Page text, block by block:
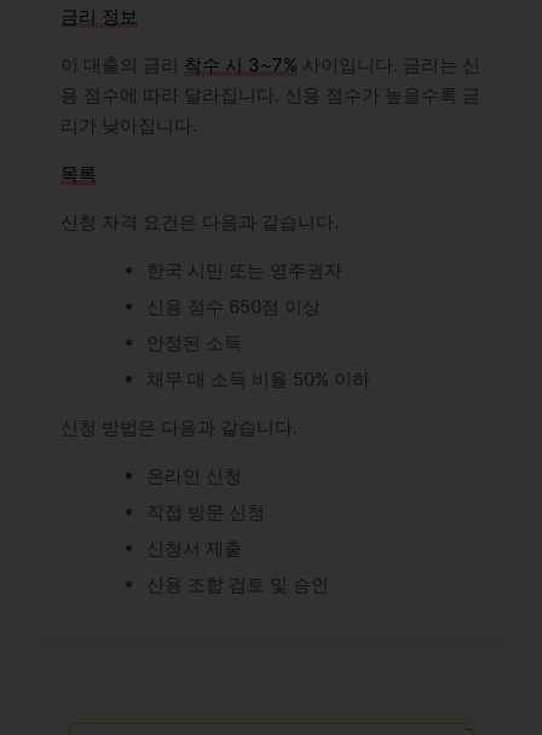
금리 정보
이 대출의 금리 착수 시 3~7% 사이입니다. 금리는 신
용 점수에 따라 달라집니다. 신용 점수가 높을수록 금
리가 낮아집니다.
목록
신청 자격 요건은 다음과 같습니다.
한국 시민 또는 영주권자
신용 점수 650점 이상
안정된 소득
채무 대 소득 비율 50% 이하
신청 방법은 다음과 같습니다.
온라인 신청
직접 방문 신청
신청서 제출
신용 조합 검토 및 승인